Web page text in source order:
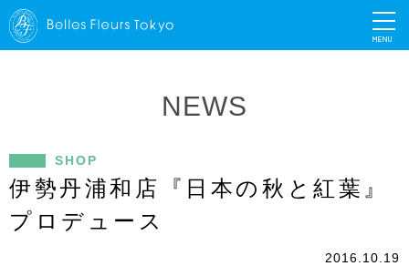
MENU
NEWS
SHOP
伊勢丹浦和店『日本の秋と紅葉』
プロデュース
2016.10.19